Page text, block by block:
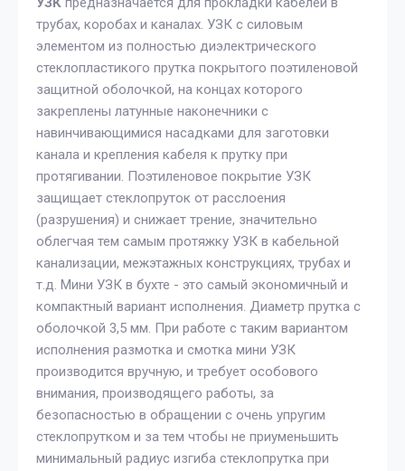
трубах, коробах и каналах. УЗК с силовым
элементом из полностью диэлектрического
стеклопластикого прутка покрытого поэтиленовой
защитной оболочкой, на концах которого
закреплены латунные наконечники с
навинчивающимися насадками для заготовки
канала и крепления кабеля к прутку при
протягивании. Поэтиленовое покрытие УЗК
защищает стеклопруток от расслоения
(разрушения) и снижает трение, значительно
облегчая тем самым протяжку УЗК в кабельной
канализации, межэтажных конструкциях, трубах и
т.д. Мини УЗК в бухте - это самый экономичный и
компактный вариант исполнения. Диаметр прутка с
оболочкой 3,5 мм. При работе с таким вариантом
исполнения размотка и смотка мини УЗК
производится вручную, и требует особового
внимания, производящего работы, за
безопасностью в обращении с очень упругим
стеклопрутком и за тем чтобы не приуменьшить
минимальный радиус изгиба стеклопрутка при